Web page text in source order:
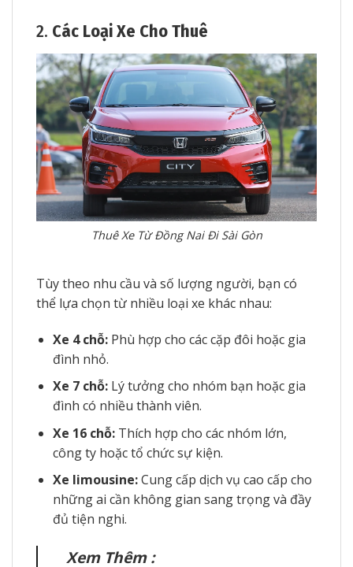
2. Các Loại Xe Cho Thuê
Thuê Xe Từ Đồng Nai Đi Sài Gòn
Tùy theo nhu cầu và số lượng người, bạn có
thể lựa chọn từ nhiều loại xe khác nhau:
Xe 4 chỗ:Phù hợp cho các cặp đôi hoặc gia
đình nhỏ.
Xe 7 chỗ:Lý tưởng cho nhóm bạn hoặc gia
đình có nhiều thành viên.
Xe 16 chỗ:Thích hợp cho các nhóm lớn,
công ty hoặc tổ chức sự kiện.
Xe limousine:Cung cấp dịch vụ cao cấp cho
những ai cần không gian sang trọng và đầy
đủ tiện nghi.
Xem Thêm :